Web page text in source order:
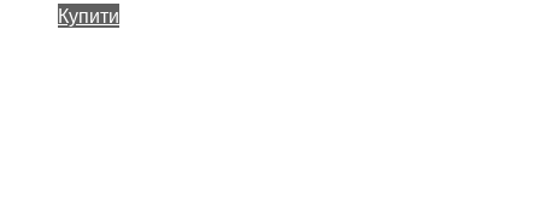
Купити